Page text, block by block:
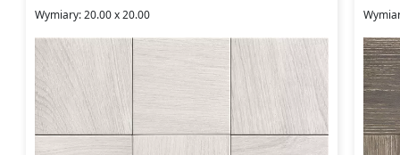
Wymiary: 20.00 x 20.00